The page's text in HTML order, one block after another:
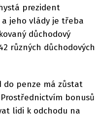
prezident
a jeho vlády je třeba
důchodový
různých důchodových
do penze má zůstat
bonusů
lidi k odchodu na